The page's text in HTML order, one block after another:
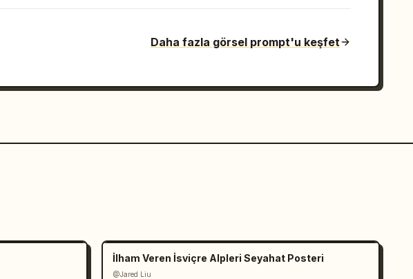
Daha fazla görsel prompt'u keşfet
İlham Veren İsviçre Alpleri Seyahat Posteri
@Jared Liu